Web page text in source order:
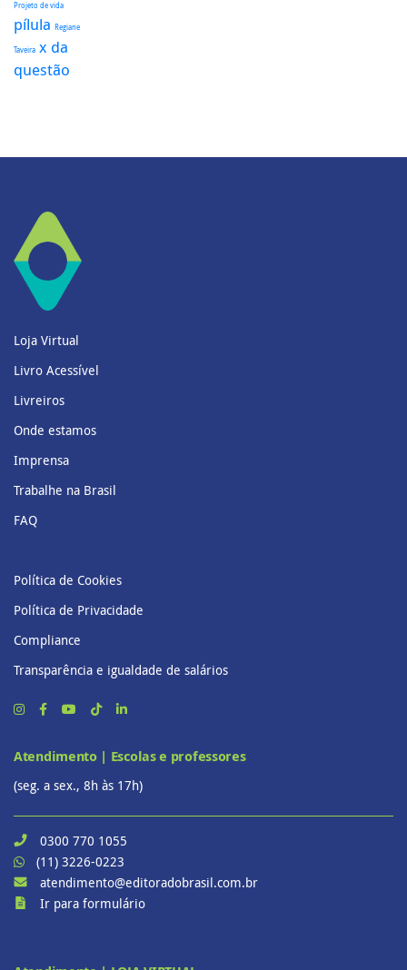
Projeto de vida
pílula Regiane
Taveira x da
questão
Loja Virtual
Livro Acessível
Livreiros
Onde estamos
Imprensa
Trabalhe na Brasil
FAQ
Política de Cookies
Política de Privacidade
Compliance
Transparência e igualdade de salários
Atendimento | Escolas e professores
(seg. a sex., 8h às 17h)
0300 770 1055
(11) 3226-0223
atendimento@editoradobrasil.com.br
Ir para formulário